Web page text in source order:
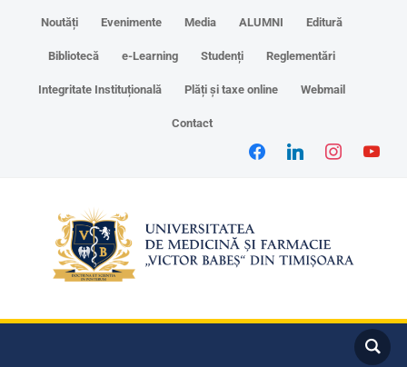
Noutăți Evenimente Media ALUMNI Editură
Bibliotecă e-Learning Studenți Reglementări
Integritate Instituțională Plăți și taxe online Webmail
Contact